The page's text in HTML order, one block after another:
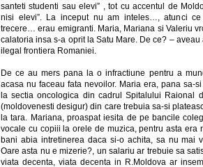
santeti studenti sau elevi” , tot cu accentul de
nisi elevi”. La inceput nu am inteles…, atunci
trecere… erau emigranti. Maria, Mariana si Valeriu
calatoria insa s-a oprit la Satu Mare. De ce? –
ilegal frontiera Romaniei.
De ce au mers pana la o infractiune pentru a
acasa nu faceau fata nevoilor. Maria era, pana sa-
la sectia oncologica din cadrul Spitalului Raional
(moldovenesti desigur) din care trebuia sa-si
la tara. Mariana, proaspat iesita de pe bancile
vocale cu copiii la orele de muzica, pentru asta era
bani abia intretinerea daca si-o achita, sa nu mai
Oare asta nu e mizerie?, un salariu ar trebuie sa
viata decenta, viata decenta in R.Moldova ar